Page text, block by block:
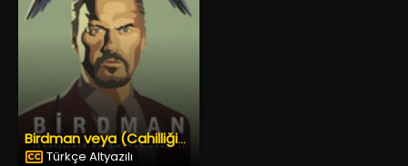
Birdman veya (Cahilliğin Umulmayan Erdemi)
Türkçe Altyazılı